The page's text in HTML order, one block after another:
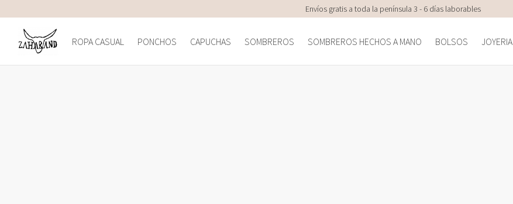
Envíos gratis a toda la península 3 - 6 días laborables
ROPA CASUAL PONCHOS CAPUCHAS SOMBREROS SOMBREROS HECHOS A MANO BOLSOS JOYERIA